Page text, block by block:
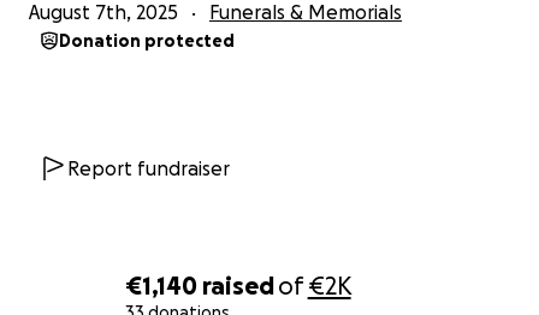
€1,140 raisedof€2K
August 7th, 2025 Funerals & Memorials
Donation protected
Report fundraiser